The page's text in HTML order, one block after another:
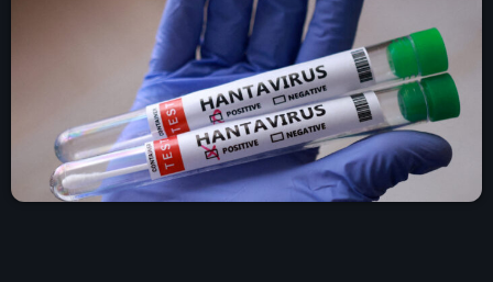
LA CAMPESINA 104.5 FM
LA CAMPESINA GEORGIA